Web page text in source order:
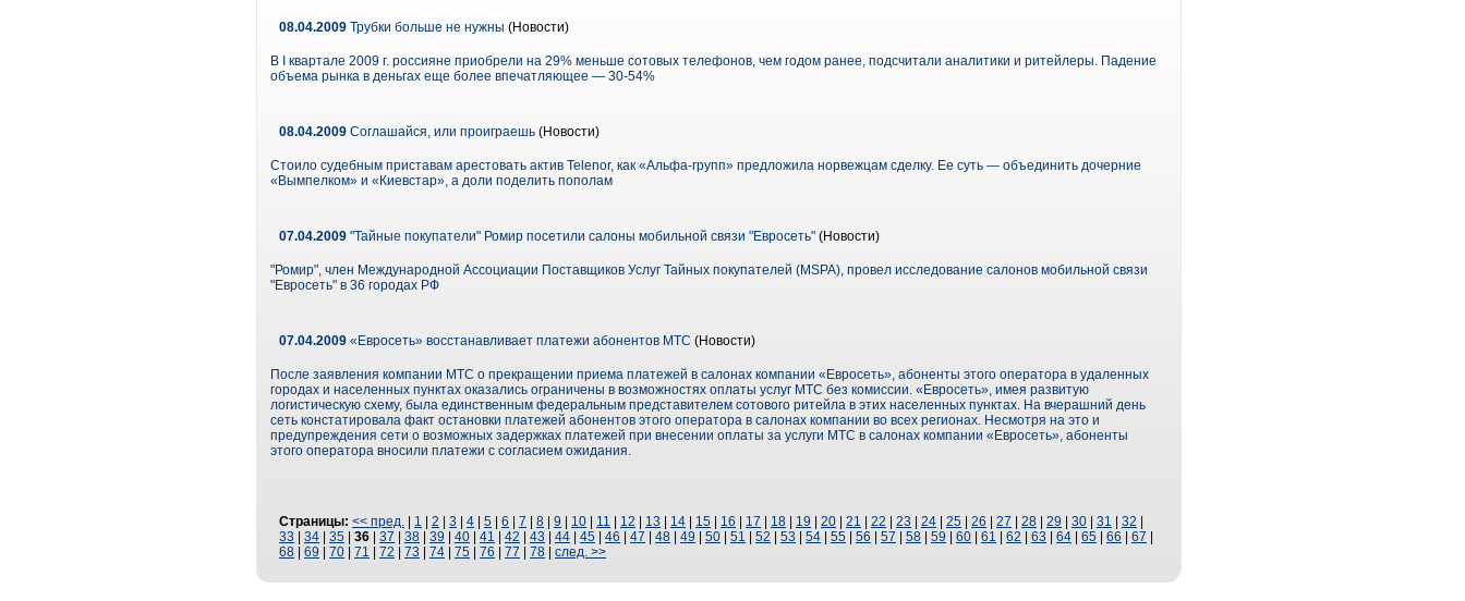
08.04.2009 Трубки больше не нужны (Новости)
В I квартале 2009 г. россияне приобрели на 29% меньше сотовых телефонов, чем годом ранее, подсчитали аналитики и ритейлеры. Падение
объема рынка в деньгах еще более впечатляющее — 30-54%
08.04.2009 Соглашайся, или проиграешь (Новости)
Стоило судебным приставам арестовать актив Telenor, как «Альфа-групп» предложила норвежцам сделку. Ее суть — объединить дочерние
«Вымпелком» и «Киевстар», а доли поделить пополам
07.04.2009 "Тайные покупатели" Ромир посетили салоны мобильной связи "Евросеть" (Новости)
"Ромир", член Международной Ассоциации Поставщиков Услуг Тайных покупателей (MSPA), провел исследование салонов мобильной связи
"Евросеть" в 36 городах РФ
07.04.2009 «Евросеть» восстанавливает платежи абонентов МТС (Новости)
После заявления компании МТС о прекращении приема платежей в салонах компании «Евросеть», абоненты этого оператора в удаленных
городах и населенных пунктах оказались ограничены в возможностях оплаты услуг МТС без комиссии. «Евросеть», имея развитую
логистическую схему, была единственным федеральным представителем сотового ритейла в этих населенных пунктах. На вчерашний день
сеть констатировала факт остановки платежей абонентов этого оператора в салонах компании во всех регионах. Несмотря на это и
предупреждения сети о возможных задержках платежей при внесении оплаты за услуги МТС в салонах компании «Евросеть», абоненты
этого оператора вносили платежи с согласием ожидания.
Страницы: << пред. 1 2 3 4 5 6 7 8 9 10 11 12 13 14 15 16 17 18 19 20 21 22 23 24 25 26 27 28 29 30 31 32
33
34 35 36 37 38 39 40 41 42 43 44 45 46 47 48 49 50 51 52 53 54 55 56 57 58 59 60 61 62 63 64 65 66 67
68
69 70 71 72 73 74 75 76 77 78 след. >>